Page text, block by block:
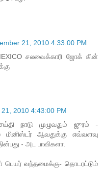
21, 2010 4:33:00 PM
சலவைக்காரி ஜோக் கின்
2010 4:43:00 PM
நாடு முழுவதும் ஜுரம் -
மினிஸ்டர் ஆவதுக்கு எவ்வளவு
- அட பாவிகளா.
பெயர் வந்தமைக்கு- தொடரட்டும்